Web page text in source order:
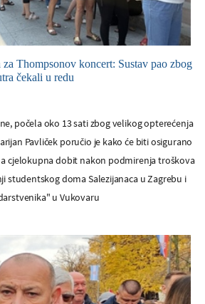
Thompsonov koncert: Sustav pao zbog
čekali u redu
počela oko 13 sati zbog velikog opterećenja
Pavliček poručio je kako će biti osigurano
a cjelokupna dobit nakon podmirenja troškova
studentskog doma Salezijanaca u Zagrebu i
u Vukovaru